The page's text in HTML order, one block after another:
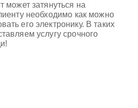
может затянуться на
необходимо как можно
его электронику. В таких
услугу срочного